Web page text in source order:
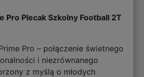
Pro Plecak Szkolny Football 2T
Pro – połączenie świetnego
i niezrównanego
z myślą o młodych